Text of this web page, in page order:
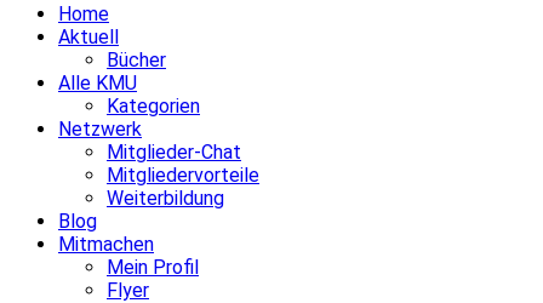
Home
Aktuell
Bücher
Alle KMU
Kategorien
Netzwerk
Mitglieder-Chat
Mitgliedervorteile
Weiterbildung
Blog
Mitmachen
Mein Profil
Flyer